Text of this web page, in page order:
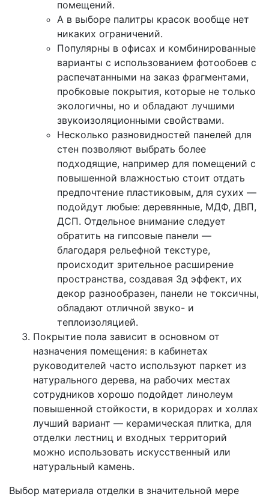
помещений.
А в выборе палитры красок вообще нет
никаких ограничений.
Популярны в офисах и комбинированные
варианты с использованием фотообоев с
распечатанными на заказ фрагментами,
пробковые покрытия, которые не только
экологичны, но и обладают лучшими
звукоизоляционными свойствами.
Несколько разновидностей панелей для
стен позволяют выбрать более
подходящие, например для помещений с
повышенной влажностью стоит отдать
предпочтение пластиковым, для сухих —
подойдут любые: деревянные, МДФ, ДВП,
ДСП. Отдельное внимание следует
обратить на гипсовые панели —
благодаря рельефной текстуре,
происходит зрительное расширение
пространства, создавая 3д эффект, их
декор разнообразен, панели не токсичны,
обладают отличной звуко- и
теплоизоляцией.
Покрытие пола зависит в основном от
назначения помещения: в кабинетах
руководителей часто используют паркет из
натурального дерева, на рабочих местах
сотрудников хорошо подойдет линолеум
повышенной стойкости, в коридорах и холлах
лучший вариант — керамическая плитка, для
отделки лестниц и входных территорий
можно использовать искусственный или
натуральный камень.
Выбор материала отделки в значительной мере